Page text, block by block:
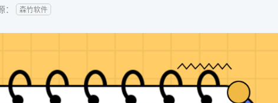
： 森竹软件